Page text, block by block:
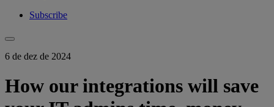
Subscribe
6 de dez de 2024
How our integrations will save